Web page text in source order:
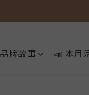
品牌故事 📣 本月